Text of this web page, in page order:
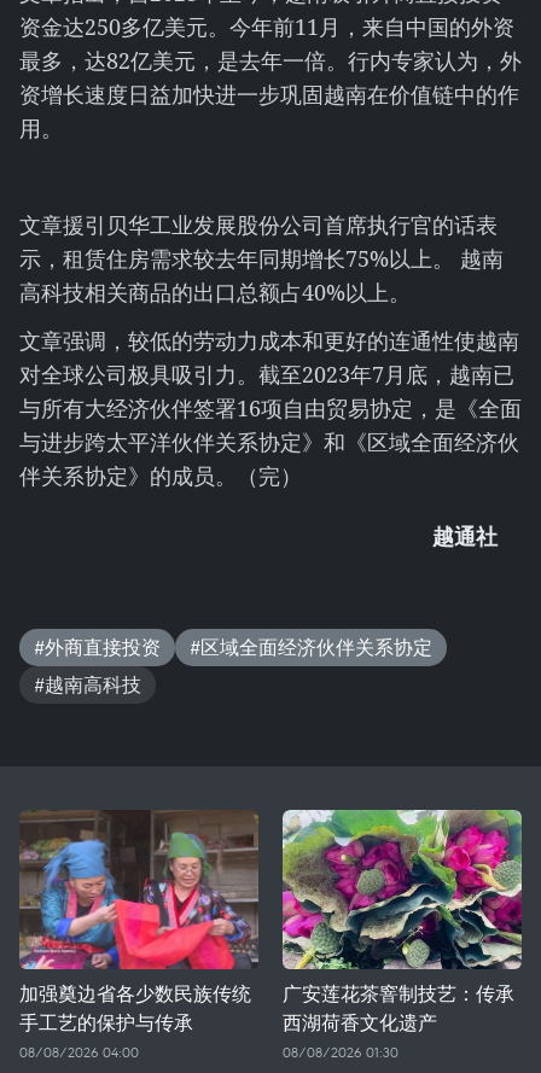
资金达250多亿美元。今年前11月，来自中国的外资
最多，达82亿美元，是去年一倍。行内专家认为，外
资增长速度日益加快进一步巩固越南在价值链中的作
用。
文章援引贝华工业发展股份公司首席执行官的话表
示，租赁住房需求较去年同期增长75%以上。 越南
高科技相关商品的出口总额占40%以上。
文章强调，较低的劳动力成本和更好的连通性使越南
对全球公司极具吸引力。截至2023年7月底，越南已
与所有大经济伙伴签署16项自由贸易协定，是《全面
与进步跨太平洋伙伴关系协定》和《区域全面经济伙
伴关系协定》的成员。（完）
越通社
#外商直接投资
#区域全面经济伙伴关系协定
#越南高科技
加强奠边省各少数民族传统
手工艺的保护与传承
08/08/2026 04:00
广安莲花茶窨制技艺：传承
西湖荷香文化遗产
08/08/2026 01:30